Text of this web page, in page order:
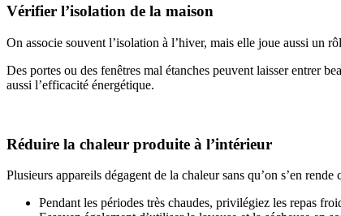
Vérifier l’isolation de la maison
On associe souvent l’isolation à l’hiver, mais elle joue aussi un
Des portes ou des fenêtres mal étanches peuvent laisser entrer
aussi l’efficacité énergétique.
Réduire la chaleur produite à l’intérieur
Plusieurs appareils dégagent de la chaleur sans qu’on s’en rende
Pendant les périodes très chaudes, privilégiez les repas